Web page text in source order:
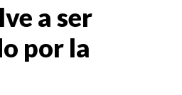
a ser
por la